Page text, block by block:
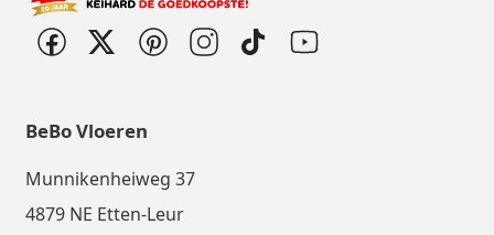
BeBo Vloeren
Munnikenheiweg 37
4879 NE Etten-Leur